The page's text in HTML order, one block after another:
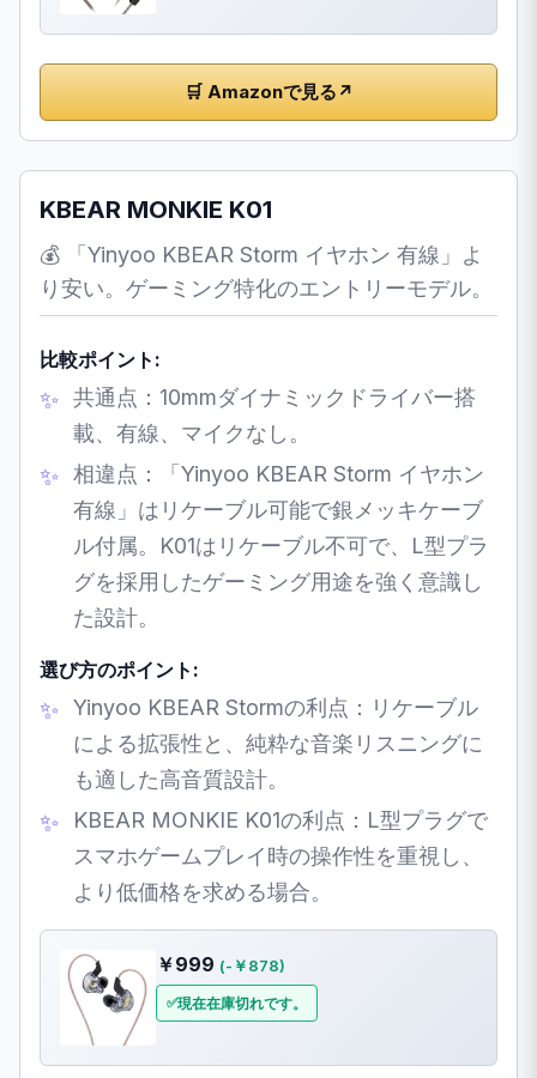
🛒 Amazonで見る ↗
KBEAR MONKIE K01
💰 「Yinyoo KBEAR Storm イヤホン 有線」よ
り安い。ゲーミング特化のエントリーモデル。
比較ポイント:
共通点：10mmダイナミックドライバー搭
載、有線、マイクなし。
相違点：「Yinyoo KBEAR Storm イヤホン
有線」はリケーブル可能で銀メッキケーブ
ル付属。K01はリケーブル不可で、L型プラ
グを採用したゲーミング用途を強く意識し
た設計。
選び方のポイント:
Yinyoo KBEAR Stormの利点：リケーブル
による拡張性と、純粋な音楽リスニングに
も適した高音質設計。
KBEAR MONKIE K01の利点：L型プラグで
スマホゲームプレイ時の操作性を重視し、
より低価格を求める場合。
￥999 (-￥878)
現在在庫切れです。